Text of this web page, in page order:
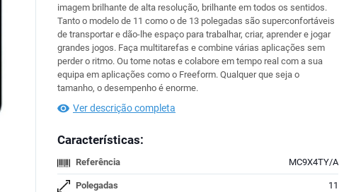
imagem brilhante de alta resolução, brilhante em todos os sentidos.
Tanto o modelo de 11 como o de 13 polegadas são superconfortáveis
de transportar e dão-lhe espaço para trabalhar, criar, aprender e jogar
grandes jogos. Faça multitarefas e combine várias aplicações sem
perder o ritmo. Ou tome notas e colabore em tempo real com a sua
equipa em aplicações como o Freeform. Qualquer que seja o
tamanho, o desempenho é enorme.
Ver descrição completa
Características:
Referência MC9X4TY/A
Polegadas 11